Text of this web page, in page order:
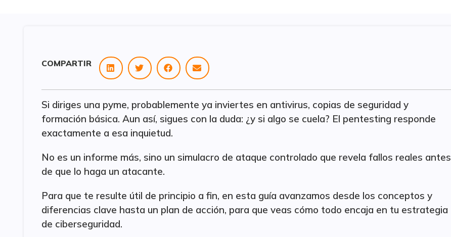
COMPARTIR
Si diriges una pyme, probablemente ya inviertes en antivirus, copias de seguridad y
formación básica. Aun así, sigues con la duda: ¿y si algo se cuela? El pentesting responde
exactamente a esa inquietud.
No es un informe más, sino un simulacro de ataque controlado que revela fallos reales antes
de que lo haga un atacante.
Para que te resulte útil de principio a fin, en esta guía avanzamos desde los conceptos y
diferencias clave hasta un plan de acción, para que veas cómo todo encaja en tu estrategia
de ciberseguridad.